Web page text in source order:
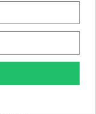
con un suave
LAURETH